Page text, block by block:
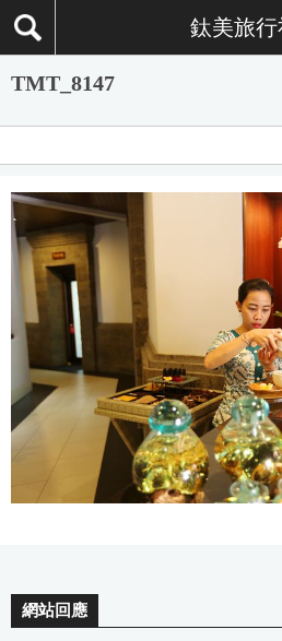
鈦美旅行
TMT_8147
網站回應